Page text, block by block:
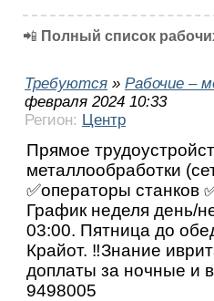
📲 Полный список
Требуются » Рабочие –
февраля 2024 10:33
Регион: Центр
Прямое
металлообработки
✅операторы станков
График неделя день/
03:00. Пятница до
Крайот. ‼️Знание
доплаты за ночные и
9498005